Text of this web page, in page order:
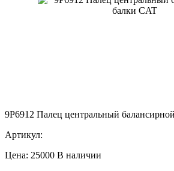
9P6912 Палец центральный
Артикул:
Цена: 25000 В наличии